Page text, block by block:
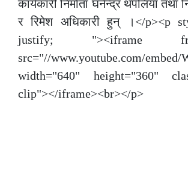
कार्यकारी निर्माता घनेन्द्र थपलिया तथा
र रिमेश अधिकारी हुन् ।</p><p
justify; "><iframe
src="//www.youtube.com/embed/
width="640" height="360"
clip"></iframe><br></p>